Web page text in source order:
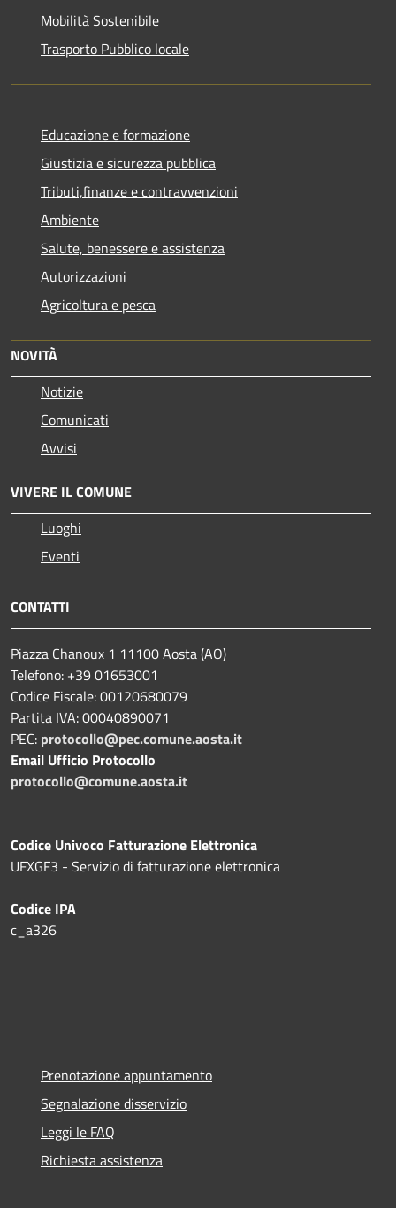
Mobilità Sostenibile
Trasporto Pubblico locale
Educazione e formazione
Giustizia e sicurezza pubblica
Tributi,finanze e contravvenzioni
Ambiente
Salute, benessere e assistenza
Autorizzazioni
Agricoltura e pesca
NOVITÀ
Notizie
Comunicati
Avvisi
VIVERE IL COMUNE
Luoghi
Eventi
CONTATTI
Piazza Chanoux 1 11100 Aosta (AO)
Telefono: +39 01653001
Codice Fiscale: 00120680079
Partita IVA: 00040890071
PEC: protocollo@pec.comune.aosta.it
Email Ufficio Protocollo
protocollo@comune.aosta.it
Codice Univoco Fatturazione Elettronica
UFXGF3 - Servizio di fatturazione elettronica
Codice IPA
c_a326
Prenotazione appuntamento
Segnalazione disservizio
Leggi le FAQ
Richiesta assistenza